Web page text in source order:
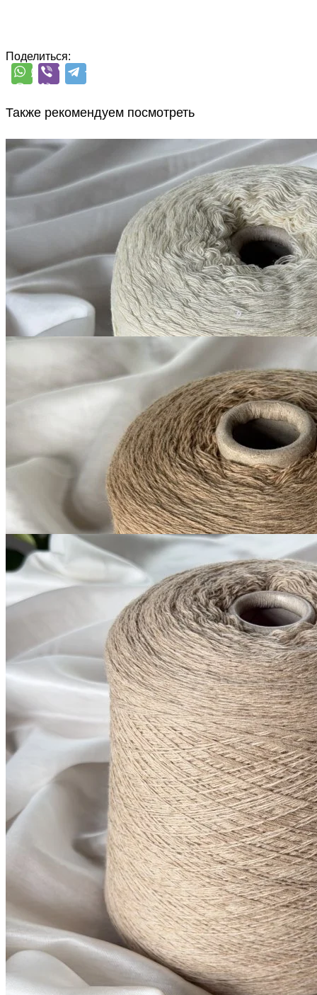
Поделиться:
Также рекомендуем посмотреть
В наличии 11600
Silver Plus
кашемир 10%, меринос 70%, шёлк 20%
+ пайетки
380 м/100 гстарое кружево
1 200₽
за 100 г
Купить
G&G Filati
Millefili
кашемир 30%, меринос экстрафайн
суперджилонг 70%
750 м/100 гкорица
1 050₽
за 100 г
Купить
G&G Filati
Millefili
кашемир 30%, меринос экстрафайн
суперджилонг 70%
750 м/100 гбледно-пшеничный
1 050₽
за 100 г
Купить
Показать еще
Filato Italiano
Мы в соцсетях
Мы используем файлы cookie,
чтобы улучшить работу сайта и предоставить вам
больше возможностей. Также, к сайту подключен сервис
веб аналитики Яндекс Метрика, использующий cookie.
Продолжая использовать сайт, вы соглашаетесь с
условиями использования cookie.
Согласен